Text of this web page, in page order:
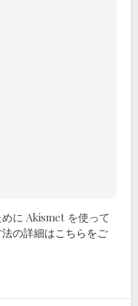
に Akismet を使って
の詳細はこちらをご